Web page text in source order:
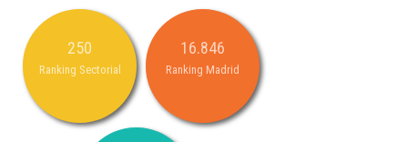
250
Ranking Sectorial
16.846
Ranking Madrid